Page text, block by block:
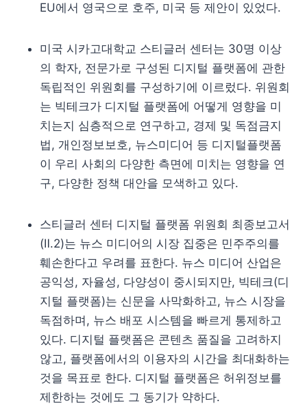
EU에서 영국으로 호주, 미국 등 제안이 있었다.
미국 시카고대학교 스티글러 센터는 30명 이상
의 학자, 전문가로 구성된 디지털 플랫폼에 관한
독립적인 위원회를 구성하기에 이르렀다. 위원회
는 빅테크가 디지털 플랫폼에 어떻게 영향을 미
치는지 심층적으로 연구하고, 경제 및 독점금지
법, 개인정보보호, 뉴스미디어 등 디지털플랫폼
이 우리 사회의 다양한 측면에 미치는 영향을 연
구, 다양한 정책 대안을 모색하고 있다.
스티글러 센터 디지털 플랫폼 위원회 최종보고서
(Ⅱ.2)는 뉴스 미디어의 시장 집중은 민주주의를
훼손한다고 우려를 표한다. 뉴스 미디어 산업은
공익성, 자율성, 다양성이 중시되지만, 빅테크(디
지털 플랫폼)는 신문을 사막화하고, 뉴스 시장을
독점하며, 뉴스 배포 시스템을 빠르게 통제하고
있다. 디지털 플랫폼은 콘텐츠 품질을 고려하지
않고, 플랫폼에서의 이용자의 시간을 최대화하는
것을 목표로 한다. 디지털 플랫폼은 허위정보를
제한하는 것에도 그 동기가 약하다.